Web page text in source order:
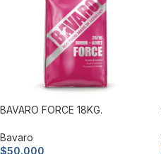
BAVARO FORCE 18KG.
Bavaro
$50.000